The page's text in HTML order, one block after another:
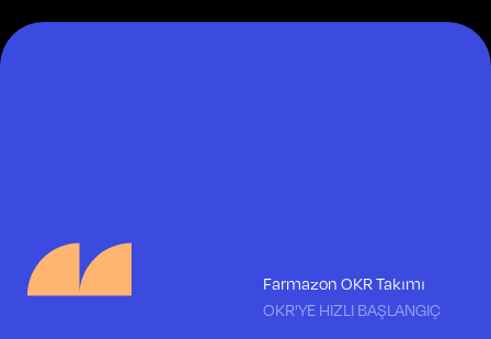
Farmazon OKR Takımı
OKR'YE HIZLI BAŞLANGIÇ